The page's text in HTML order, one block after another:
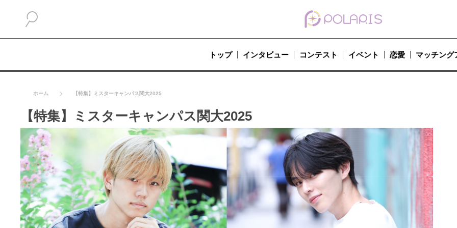
トップ インタビュー コンテスト イベント 恋愛 マッチング
ホーム 【特集】ミスターキャンパス関大2025
【特集】ミスターキャンパス関大2025